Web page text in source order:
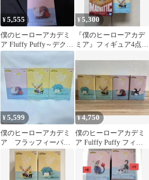
¥5,555
僕のヒーローアカデミ
ア Fluffy Puffy～デクシ
ープ＆バクドッグ～Ⅱ
¥5,300
『僕のヒーローアカデ
ミア』フィギュア4点セ
¥5,599
僕のヒーローアカデミ
ア フラッフィーパフ
ィーIIセット
¥4,750
僕のヒーローアカデミ
ア Fulffy Puffy フィギ
ュア コンプ4種セット